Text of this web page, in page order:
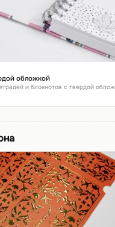
обложкой
и блокнотов с твердой